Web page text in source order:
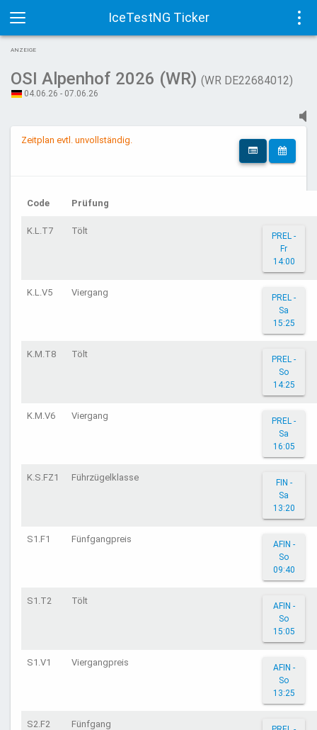
IceTestNG Ticker
Toggle
navigation
ANZEIGE
OSI Alpenhof 2026 (WR) (WR DE22684012)
04.06.26 - 07.06.26
Zeitplan evtl. unvollständig.
Code Prüfung
K.L.T7 Tölt
PREL -
Fr
14:00
K.L.V5 Viergang
PREL -
Sa
15:25
K.M.T8 Tölt
PREL -
So
14:25
K.M.V6 Viergang
PREL -
Sa
16:05
K.S.FZ1 Führzügelklasse
FIN -
Sa
13:20
S1.F1 Fünfgangpreis
AFIN -
So
09:40
S1.T2 Tölt
AFIN -
So
15:05
S1.V1 Viergangpreis
AFIN -
So
13:25
S2.F2 Fünfgang